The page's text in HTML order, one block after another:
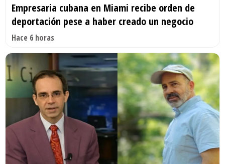
Empresaria cubana en Miami recibe orden de
deportación pese a haber creado un negocio
Hace 6 horas